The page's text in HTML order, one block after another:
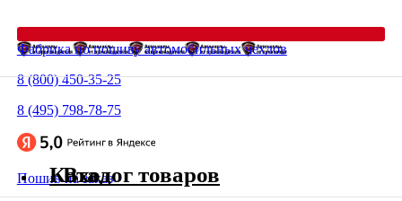
Фабрика по пошиву автомобильных чехлов
8 (800) 450-35-25
8 (495) 798-78-75
Пошив на заказ
Каталог товаров
Вход